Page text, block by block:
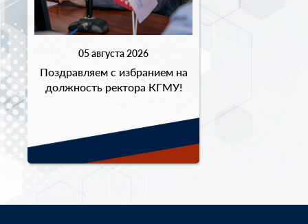
05 августа 2026
Поздравляем с избранием на
должность ректора КГМУ!